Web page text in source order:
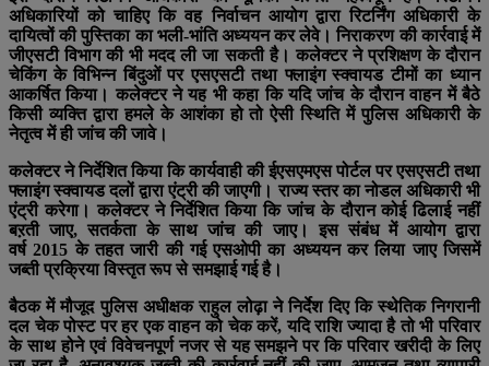
अधिकारियों को चाहिए कि वह निर्वाचन आयोग द्वारा रिटर्निंग अधिकारी के
दायित्वों की पुस्तिका का भली-भांति अध्ययन कर लेवे। निराकरण की कार्रवाई में
जीएसटी विभाग की भी मदद ली जा सकती है। कलेक्टर ने प्रशिक्षण के दौरान
चेकिंग के विभिन्न बिंदुओं पर एसएसटी तथा फ्लाइंग स्क्वायड टीमों का ध्यान
आकर्षित किया। कलेक्टर ने यह भी कहा कि यदि जांच के दौरान वाहन में बैठे
किसी व्यक्ति द्वारा हमले के आशंका हो तो ऐसी स्थिति में पुलिस अधिकारी के
नेतृत्व में ही जांच की जावे।
कलेक्टर ने निर्देशित किया कि कार्यवाही की ईएसएमएस पोर्टल पर एसएसटी तथा
फ्लाइंग स्क्वायड दलों द्वारा एंट्री की जाएगी। राज्य स्तर का नोडल अधिकारी भी
एंट्री करेगा। कलेक्टर ने निर्देशित किया कि जांच के दौरान कोई ढिलाई नहीं
बऱती जाए, सतर्कता के साथ जांच की जाए। इस संबंध में आयोग द्वारा
वर्ष 2015 के तहत जारी की गई एसओपी का अध्ययन कर लिया जाए जिसमें
जब्ती प्रक्रिया विस्तृत रूप से समझाई गई है।
बैठक में मौजूद पुलिस अधीक्षक राहुल लोढ़ा ने निर्देश दिए कि स्थेतिक निगरानी
दल चेक पोस्ट पर हर एक वाहन को चेक करें, यदि राशि ज्यादा है तो भी परिवार
के साथ होने एवं विवेचनपूर्ण नजर से यह समझने पर कि परिवार खरीदी के लिए